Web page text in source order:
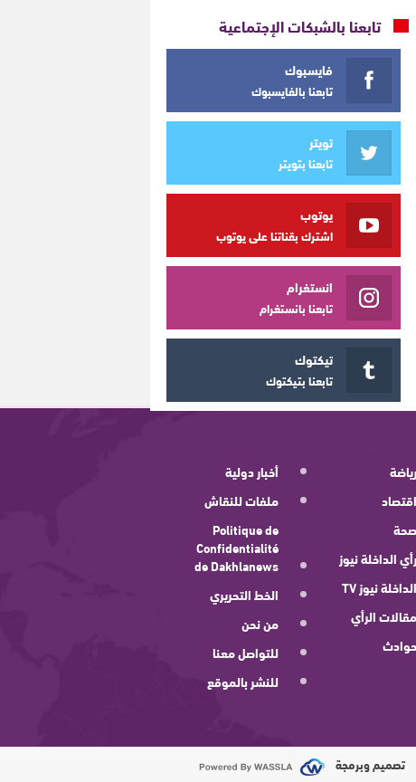
تابعنا بالشبكات الإجتماعية
فايسبوك
تابعنا بالفايسبوك
تويتر
تابعنا بتويتر
يوتوب
اشترك بقناتنا على يوتوب
انستغرام
تابعنا بانستغرام
تيكتوك
تابعنا بتيكتوك
رياضة
اقتصاد
صحة
رأي الداخلة نيوز
الداخلة نيوز TV
مقالات الرأي
حوادث
أخبار دولية
ملفات للنقاش
Politique de
Confidentialité
de Dakhlanews
الخط التحريري
من نحن
للتواصل معنا
للنشر بالموقع
تصميم وبرمجة